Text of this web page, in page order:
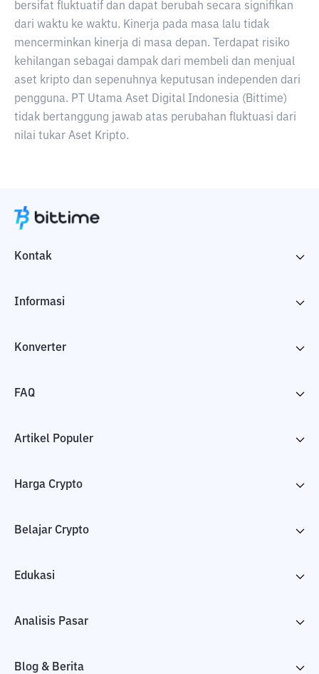
bersifat fluktuatif dan dapat berubah secara signifikan
dari waktu ke waktu. Kinerja pada masa lalu tidak
mencerminkan kinerja di masa depan. Terdapat risiko
kehilangan sebagai dampak dari membeli dan menjual
aset kripto dan sepenuhnya keputusan independen dari
pengguna. PT Utama Aset Digital Indonesia (Bittime)
tidak bertanggung jawab atas perubahan fluktuasi dari
nilai tukar Aset Kripto.
Kontak
Informasi
Konverter
FAQ
Artikel Populer
Harga Crypto
Belajar Crypto
Edukasi
Analisis Pasar
Blog & Berita